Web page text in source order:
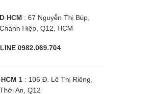
HCM : 67 Nguyễn Thị Búp,
Hiệp, Q12, HCM
0982.069.704
1: 106 Đ. Lê Thị Riêng,
An, Q12